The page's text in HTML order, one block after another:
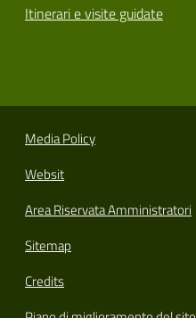
Itinerari e visite guidate
Media Policy
Websit
Area Riservata Amministratori
Sitemap
Credits